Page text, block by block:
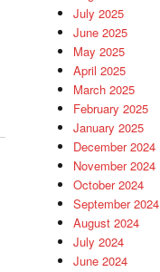
July 2025
June 2025
May 2025
April 2025
March 2025
February 2025
January 2025
December 2024
November 2024
October 2024
September 2024
August 2024
July 2024
June 2024